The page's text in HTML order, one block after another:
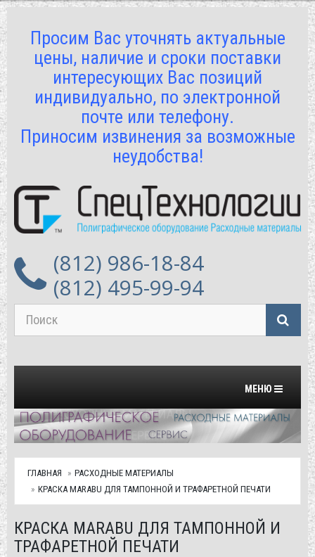
Просим Вас уточнять актуальные
цены, наличие и сроки поставки
интересующих Вас позиций
индивидуально, по электронной
почте или телефону.
Приносим извинения за возможные
неудобства!
(812) 986-18-84
(812) 495-99-94
Переключить
МЕНЮ
ГЛАВНАЯ
РАСХОДНЫЕ МАТЕРИАЛЫ
КРАСКА MARABU ДЛЯ ТАМПОННОЙ И ТРАФАРЕТНОЙ ПЕЧАТИ
КРАСКА MARABU ДЛЯ ТАМПОННОЙ И
ТРАФАРЕТНОЙ ПЕЧАТИ